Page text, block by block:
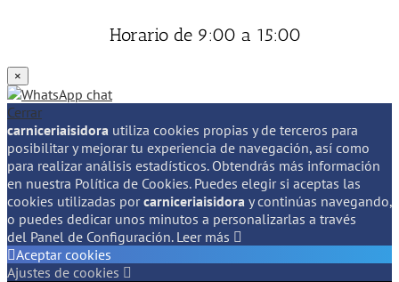
Horario de 9:00 a 15:00
×
Cerrar
carniceriaisidora utiliza cookies propias y de terceros para
posibilitar y mejorar tu experiencia de navegación, así como
para realizar análisis estadísticos. Obtendrás más información
en nuestra Política de Cookies. Puedes elegir si aceptas las
cookies utilizadas porcarniceriaisidora y continúas navegando,
o puedes dedicar unos minutos a personalizarlas a través
del Panel de Configuración. Leer más
Aceptar cookies
Ajustes de cookies